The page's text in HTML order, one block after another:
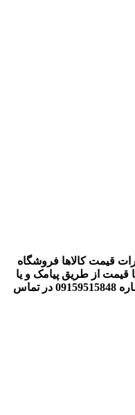
قیمت کالاها فروشگاه
قیمت از طریق پیامک و یا
پیامرسان های داخلی و خارجی با شماره 09159515848 در تماس